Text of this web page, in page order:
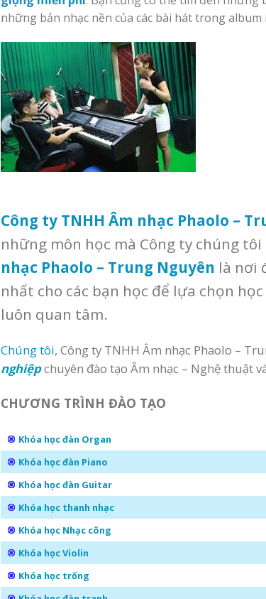
những bản nhạc nền của các bài hát trong album
Công ty TNHH Âm nhạc Phaolo –
những môn học mà Công ty chúng
nhạc Phaolo – Trung Nguyên là nơi
nhất cho các bạn học để lựa chọn
luôn quan tâm.
Chúng tôi, Công ty TNHH Âm nhạc Phaolo –
nghiệpchuyên đào tạo Âm nhạc – Nghệ thuật
CHƯƠNG TRÌNH ĐÀO TẠO
Khóa học đàn Organ
Khóa học đàn Piano
Khóa học đàn Guitar
Khóa học thanh nhạc
Khóa học Nhạc công
Khóa học Violin
Khóa học trống